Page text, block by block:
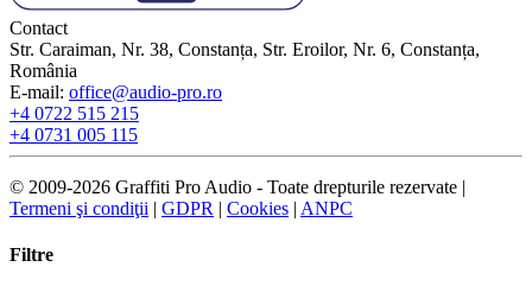
Contact
Str. Caraiman, Nr. 38, Constanța, Str. Eroilor, Nr. 6, Constanța,
România
E-mail: office@audio-pro.ro
+4 0722 515 215
+4 0731 005 115
© 2009-2026 Graffiti Pro Audio - Toate drepturile rezervate |
Termeni şi condiţii | GDPR | Cookies | ANPC
Filtre